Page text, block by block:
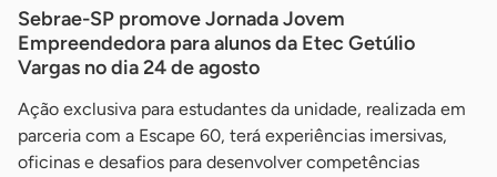
Sebrae-SP promove Jornada Jovem
Empreendedora para alunos da Etec Getúlio
Vargas no dia 24 de agosto
Ação exclusiva para estudantes da unidade, realizada em
parceria com a Escape 60, terá experiências imersivas,
oficinas e desafios para desenvolver competências